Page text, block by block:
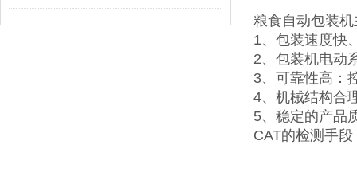
粮食自动包装
1、包装速度快
2、包装机电动
3、可靠性高：
4、机械结构合
5、稳定的产品
CAT的检测手